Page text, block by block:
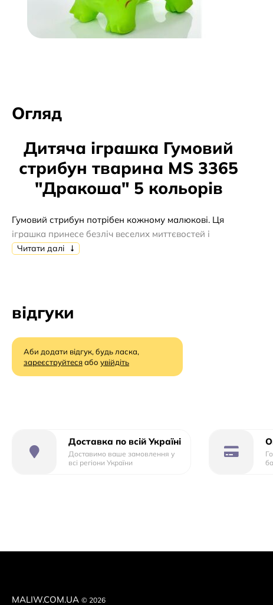
Огляд
Дитяча іграшка Гумовий
стрибун тварина MS 3365
"Дракоша" 5 кольорів
Гумовий стрибун потрібен кожному малюкові. Ця
іграшка принесе безліч веселих миттєвостей і
допоможе в розвитку. Стрибун можна
Стрибки на стрибуні - теж дуже корисне заняття, яке
правильною.
Іграшка виготовлена з якісного матеріалу, який
Стрибун важить небагато, тому малюк зможе сам без
зусиль переносити його в потрібне місце.
Читати далі
відгуки
Аби додати відгук, будь ласка,
зареєструйтесяабо увійдіть
Доставка по всій Україні
Доставимо ваше замовлення у
всі регіони України
MALIW.COM.UA © 2026